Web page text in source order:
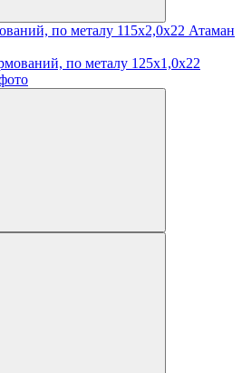
по металу 115х2,0х22 Атаман